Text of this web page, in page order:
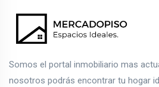
Somos el portal inmobiliario mas
nosotros podrás encontrar tu hogar